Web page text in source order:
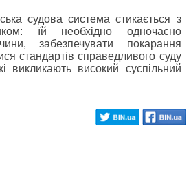
судова система стикається з
їй необхідно одночасно
забезпечувати покарання
стандартів справедливого суду
викликають високий суспільний